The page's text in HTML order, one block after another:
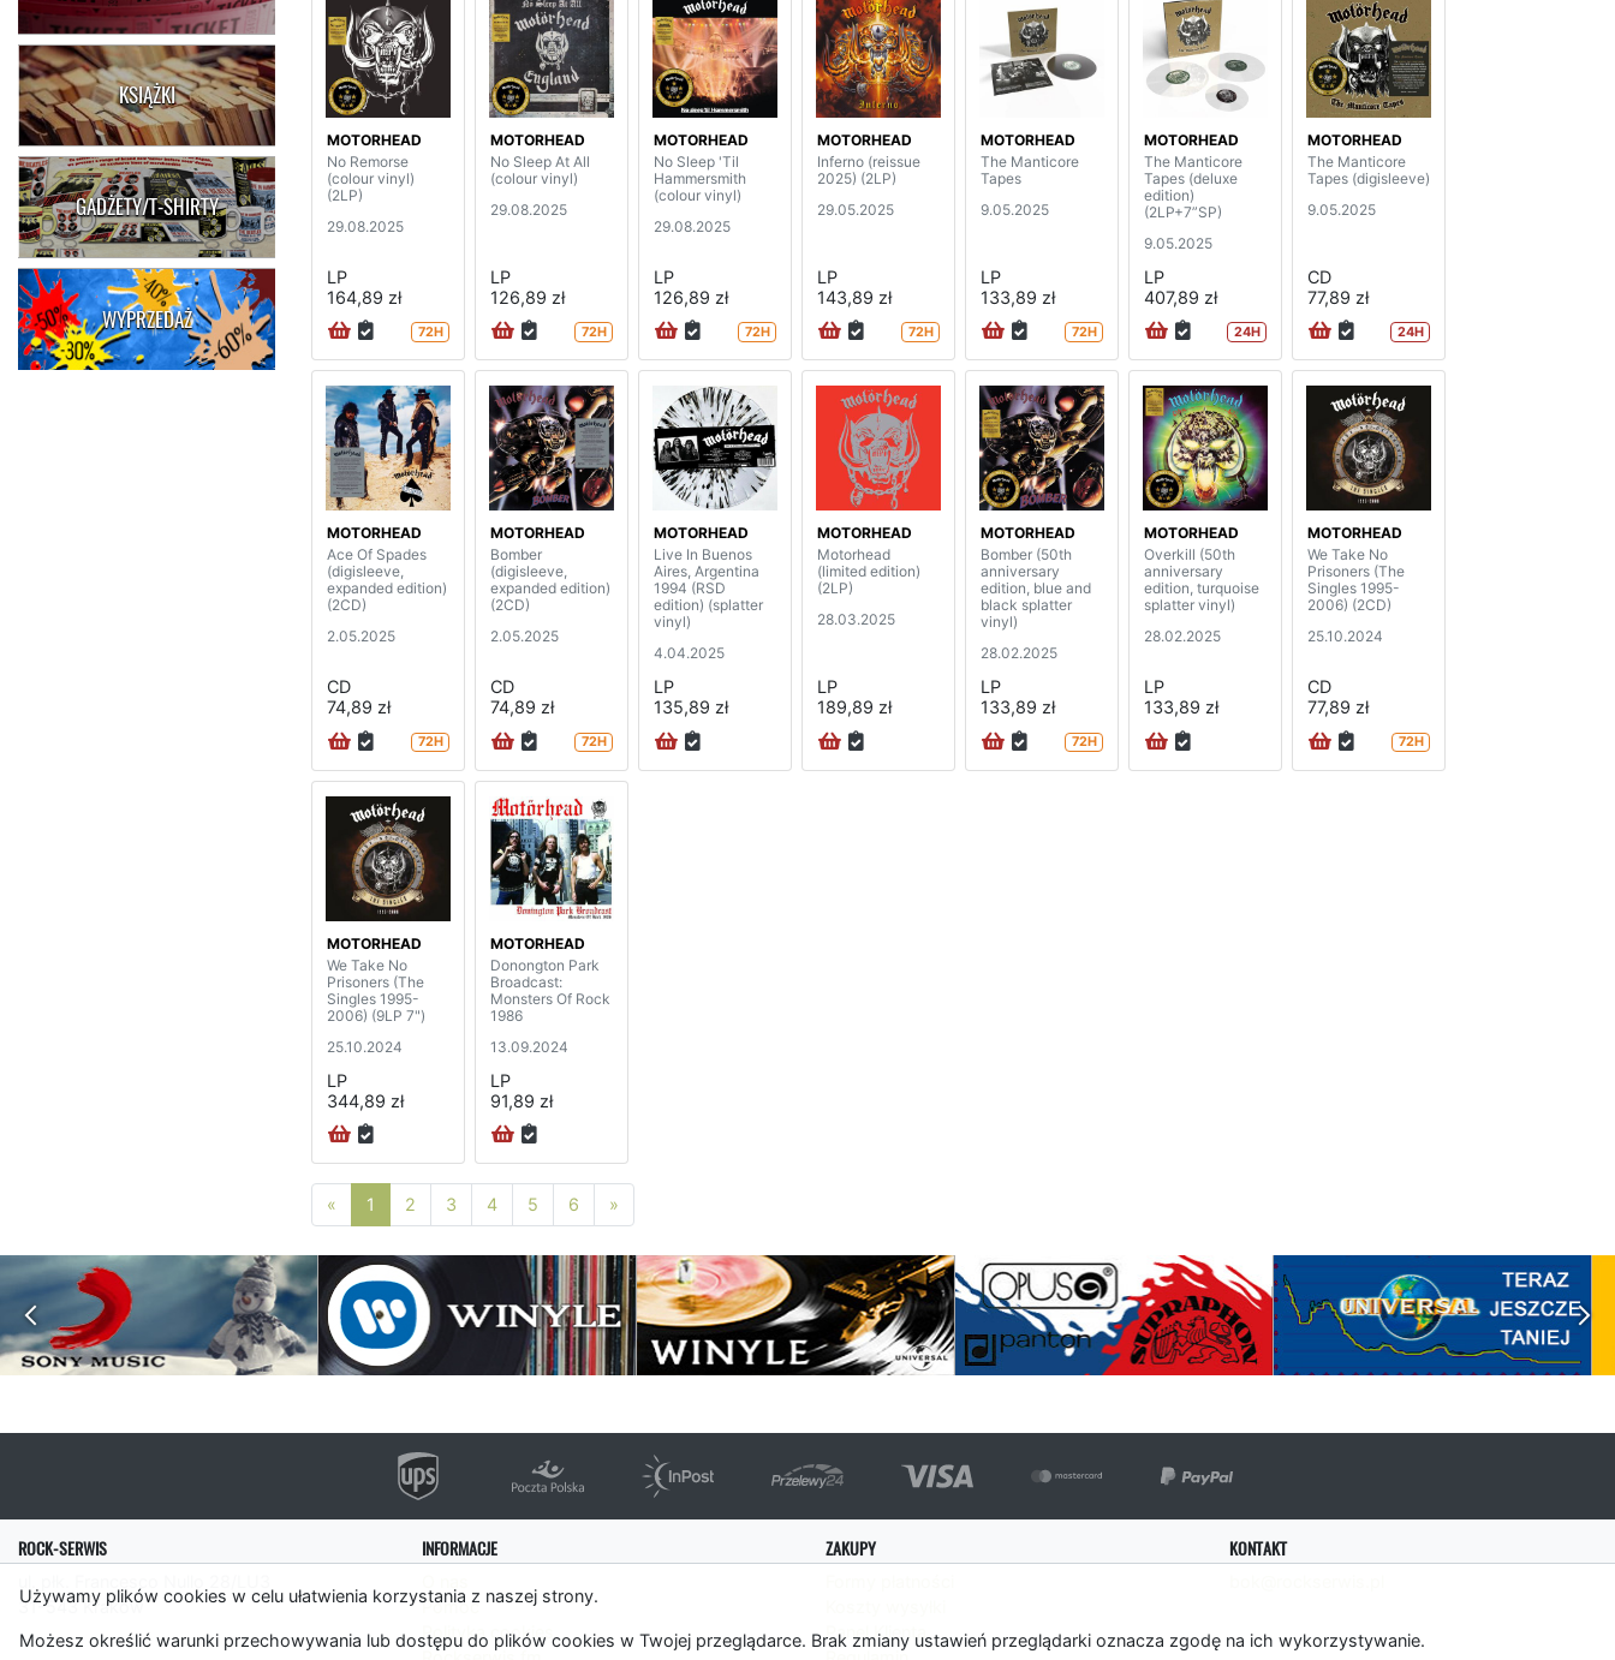
Używamy plików cookies w celu ułatwienia korzystania z naszej strony.
Możesz określić warunki przechowywania lub dostępu do plików cookies w Twojej przeglądarce. Brak zmiany ustawień przeglądarki oznacza zgodę na ich wykorzystywanie.
KSIĄŻKI
GADŻETY/T-SHIRTY
WYPRZEDAŻ
MOTORHEAD
No Remorse
(colour vinyl)
(2LP)
29.08.2025
LP
164,89 zł
72H
MOTORHEAD
No Sleep At All
(colour vinyl)
29.08.2025
LP
126,89 zł
72H
MOTORHEAD
No Sleep 'Til
Hammersmith
(colour vinyl)
29.08.2025
LP
126,89 zł
72H
MOTORHEAD
Inferno (reissue
2025) (2LP)
29.05.2025
LP
143,89 zł
72H
MOTORHEAD
The Manticore
Tapes
9.05.2025
LP
133,89 zł
72H
MOTORHEAD
The Manticore
Tapes (deluxe
edition)
(2LP+7”SP)
9.05.2025
LP
407,89 zł
24H
MOTORHEAD
The Manticore
Tapes (digisleeve)
9.05.2025
CD
77,89 zł
24H
MOTORHEAD
Ace Of Spades
(digisleeve,
expanded edition)
(2CD)
2.05.2025
CD
74,89 zł
72H
MOTORHEAD
Bomber
(digisleeve,
expanded edition)
(2CD)
2.05.2025
CD
74,89 zł
72H
MOTORHEAD
Live In Buenos
Aires, Argentina
1994 (RSD
edition) (splatter
vinyl)
4.04.2025
LP
135,89 zł
MOTORHEAD
Motorhead
(limited edition)
(2LP)
28.03.2025
LP
189,89 zł
MOTORHEAD
Bomber (50th
anniversary
edition, blue and
black splatter
vinyl)
28.02.2025
LP
133,89 zł
72H
MOTORHEAD
Overkill (50th
anniversary
edition, turquoise
splatter vinyl)
28.02.2025
LP
133,89 zł
MOTORHEAD
We Take No
Prisoners (The
Singles 1995-
2006) (2CD)
25.10.2024
CD
77,89 zł
72H
MOTORHEAD
We Take No
Prisoners (The
Singles 1995-
2006) (9LP 7")
25.10.2024
LP
344,89 zł
MOTORHEAD
Donongton Park
Broadcast:
Monsters Of Rock
1986
13.09.2024
LP
91,89 zł
« Poprzednia strona
1 2 3 4 5 6 »
ROCK-SERWIS
31-543 Kraków
INFORMACJE
Pomoc
Polityka cookies
ZAKUPY
Panel Klienta
KONTAKT